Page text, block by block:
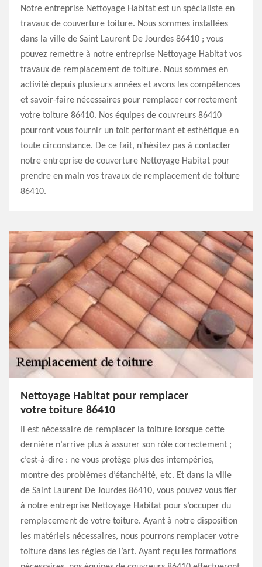
Notre entreprise Nettoyage Habitat est un spécialiste en
travaux de couverture toiture. Nous sommes installées
dans la ville de Saint Laurent De Jourdes 86410 ; vous
pouvez remettre à notre entreprise Nettoyage Habitat vos
travaux de remplacement de toiture. Nous sommes en
activité depuis plusieurs années et avons les compétences
et savoir-faire nécessaires pour remplacer correctement
votre toiture 86410. Nos équipes de couvreurs 86410
pourront vous fournir un toit performant et esthétique en
toute circonstance. De ce fait, n’hésitez pas à contacter
notre entreprise de couverture Nettoyage Habitat pour
prendre en main vos travaux de remplacement de toiture
86410.
Nettoyage Habitat pour remplacer
votre toiture 86410
Il est nécessaire de remplacer la toiture lorsque cette
dernière n’arrive plus à assurer son rôle correctement ;
c’est-à-dire : ne vous protège plus des intempéries,
montre des problèmes d’étanchéité, etc. Et dans la ville
de Saint Laurent De Jourdes 86410, vous pouvez vous fier
à notre entreprise Nettoyage Habitat pour s’occuper du
remplacement de votre toiture. Ayant à notre disposition
les matériels nécessaires, nous pourrons remplacer votre
toiture dans les règles de l’art. Ayant reçu les formations